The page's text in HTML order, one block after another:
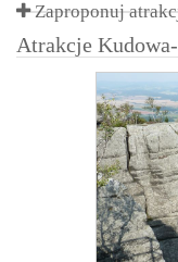
Zaproponuj
Atrakcje